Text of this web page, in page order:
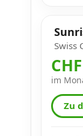
Swiss
im
Zu